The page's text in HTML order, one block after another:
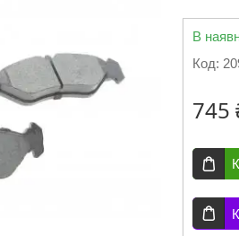
В
Код:
745